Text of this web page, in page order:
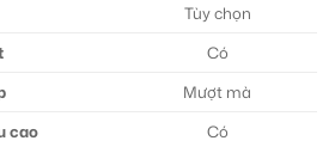
Tùy chọn
Có
Mượt mà
cao
Có